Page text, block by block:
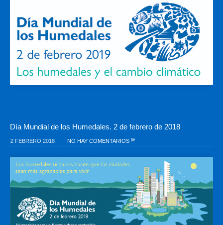
Día Mundial de los Humedales. 2 de febrero de 2018
2 FEBRERO 2018 NO HAY COMENTARIOS